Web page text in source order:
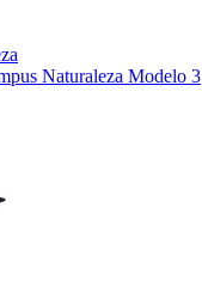
Naturaleza Modelo 3